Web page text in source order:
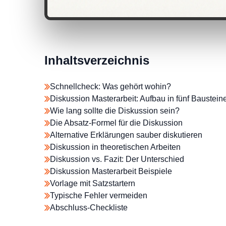
Inhaltsverzeichnis
Schnellcheck: Was gehört wohin?
Diskussion Masterarbeit: Aufbau in fünf
Wie lang sollte die Diskussion sein?
Die Absatz-Formel für die Diskussion
Alternative Erklärungen sauber diskutieren
Diskussion in theoretischen Arbeiten
Diskussion vs. Fazit: Der Unterschied
Diskussion Masterarbeit Beispiele
Vorlage mit Satzstartern
Typische Fehler vermeiden
Abschluss-Checkliste